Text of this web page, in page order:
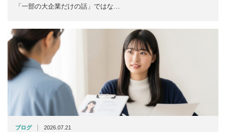
「一部の大企業だけの話」ではな…
ブログ | 2026.07.21